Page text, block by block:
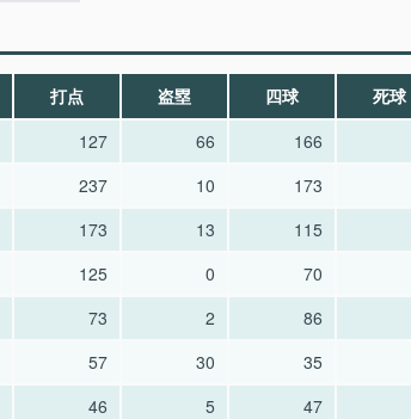
打点 盗塁 四球 死球
127 66 166
237 10 173
173 13 115
125 0 70
73 2 86
57 30 35
46 5 47